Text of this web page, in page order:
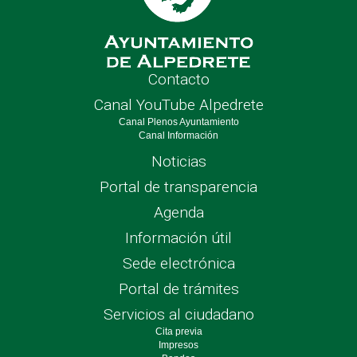
Contacto
Canal YouTube Alpedrete
Canal Plenos Ayuntamiento
Canal Información
Noticias
Portal de transparencia
Agenda
Información útil
Sede electrónica
Portal de trámites
Servicios al ciudadano
Cita previa
Impresos